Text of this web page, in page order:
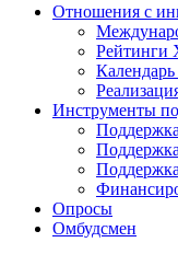
Отношения с
Рейтинги
Инструменты
Опросы
Омбудсмен